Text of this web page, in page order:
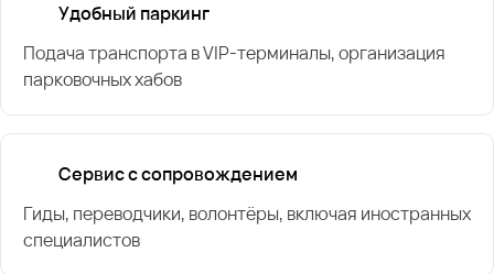
Удобный паркинг
Подача транспорта в VIP-терминалы, организация
парковочных хабов
Сервис с сопровождением
Гиды, переводчики, волонтёры, включая иностранных
специалистов